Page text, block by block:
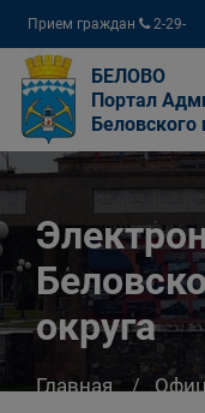
Прием граждан
2-29-
04
БЕЛОВО
Портал
Беловского
округа
Главная